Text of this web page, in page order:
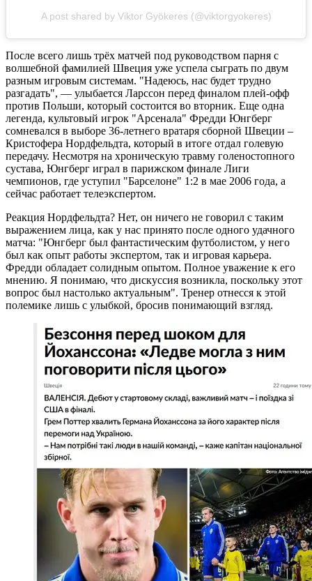
A post shared by Viktor Gyökeres (@viktorgyokeres)
После всего лишь трёх матчей под руководством парня с
волшебной фамилией Швеция уже успела сыграть по двум
разным игровым системам. "Надеюсь, нас будет трудно
разгадать", — улыбается Ларссон перед финалом плей-офф
против Польши, который состоится во вторник. Еще одна
легенда, культовый игрок "Арсенала" Фредди Юнгберг
сомневался в выборе 36-летнего вратаря сборной Швеции –
Кристофера Нордфельдта, который в итоге отдал голевую
передачу. Несмотря на хроническую травму голеностопного
сустава, Юнгберг играл в парижском финале Лиги
чемпионов, где уступил "Барселоне" 1:2 в мае 2006 года, а
сейчас работает телеэкспертом.
Реакция Нордфельдта? Нет, он ничего не говорил с таким
выражением лица, как у нас принято после одного удачного
матча: "Юнгберг был фантастическим футболистом, у него
был как опыт работы экспертом, так и игровая карьера.
Фредди обладает солидным опытом. Полное уважение к его
мнению. Я понимаю, что дискуссия возникла, поскольку этот
вопрос был настолько актуальным". Тренер отнесся к этой
полемике лишь с улыбкой, бросив понимающий взгляд.